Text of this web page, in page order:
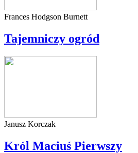
Frances Hodgson Burnett
Tajemniczy ogród
Janusz Korczak
Król Maciuś Pierwszy